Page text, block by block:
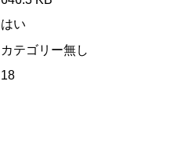
はい
カテゴリー無し
18